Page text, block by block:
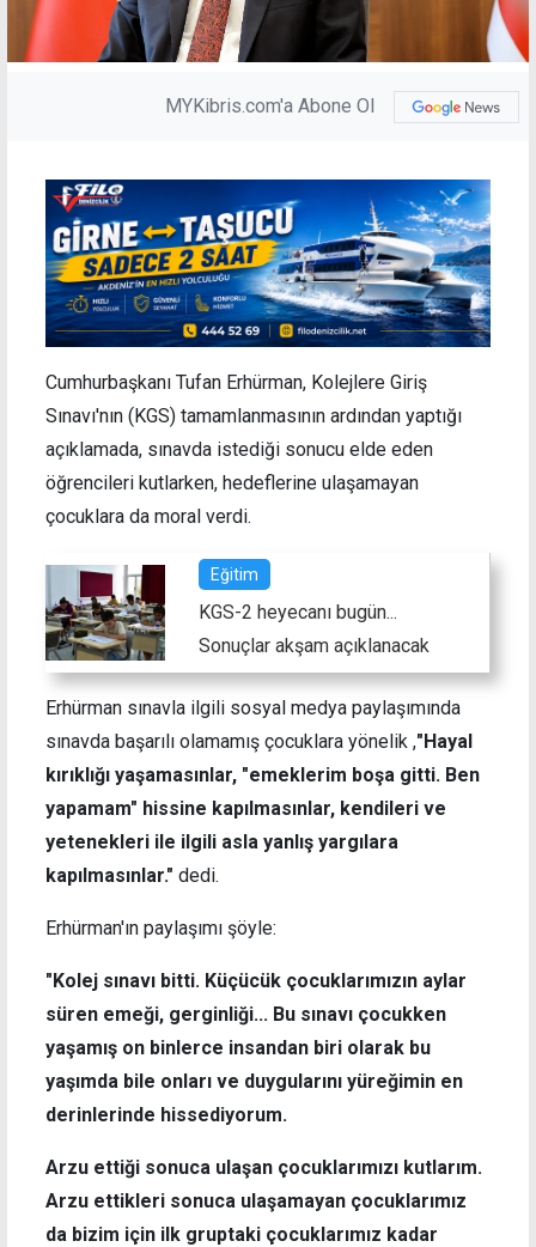
MYKibris.com'a Abone Ol
Cumhurbaşkanı Tufan Erhürman, Kolejlere Giriş
Sınavı'nın (KGS) tamamlanmasının ardından yaptığı
açıklamada, sınavda istediği sonucu elde eden
öğrencileri kutlarken, hedeflerine ulaşamayan
çocuklara da moral verdi.
Eğitim
KGS-2 heyecanı bugün...
Sonuçlar akşam açıklanacak
Erhürman sınavla ilgili sosyal medya paylaşımında
sınavda başarılı olamamış çocuklara yönelik ,"Hayal
kırıklığı yaşamasınlar, "emeklerim boşa gitti. Ben
yapamam" hissine kapılmasınlar, kendileri ve
yetenekleri ile ilgili asla yanlış yargılara
kapılmasınlar." dedi.
Erhürman'ın paylaşımı şöyle:
"Kolej sınavı bitti. Küçücük çocuklarımızın aylar
süren emeği, gerginliği... Bu sınavı çocukken
yaşamış on binlerce insandan biri olarak bu
yaşımda bile onları ve duygularını yüreğimin en
derinlerinde hissediyorum.
Arzu ettiği sonuca ulaşan çocuklarımızı kutlarım.
Arzu ettikleri sonuca ulaşamayan çocuklarımız
da bizim için ilk gruptaki çocuklarımız kadar